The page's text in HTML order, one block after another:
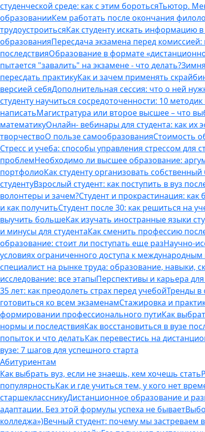
студенческой среде: как с этим боротьсяТьютор.
образованииКем работать после окончания
трудоустроитьсяКак студенту искать информацию
образованияПересдача экзамена перед
последствияОбразование в формате
пытается "завалить" на экзамене - что делать?
пересдать практикуКак и зачем применять
версией себяДополнительная сессия: что о ней
студенту научиться сосредоточенности: 10
написатьМагистратура или второе высшее – что
математикуОнлайн- вебинары для студента: как их
творчествоО пользе самообразованияСтоимость
Стресс и учеба: способы управления стрессом для
проблемНеобходимо ли высшее образование:
портфолиоКак студенту организовать собственный
студентуВзрослый студент: как поступить в вуз
волонтеры и зачем?Студент и прокрастинация:
и как получитьСтудент после 30: как решиться на
выучить большеКак изучать иностранные языки
и минусы для студентаКак сменить профессию
образование: стоит ли поступать еще разНаучно-
условиях ограниченного доступа к
специалист на рынке труда: образование, навыки,
исследование: все этапыПерспективы и карьера
35 лет: как преодолеть страх перед учебойТренды в
готовиться ко всем экзаменамСтажировка и
формировании профессионального путиКак
нормы и последствияКак восстановиться в вузе
попыток и что делатьКак перевестись на
вузе: 7 шагов для успешного старта
Абитуриентам
Как выбрать вуз, если не знаешь, кем хочешь стать
популярностьКак и где учиться тем, у кого нет
старшеклассникуДистанционное образование и
адаптации. Без этой формулы успеха не бывает
колледжа»)Вечный студент: почему мы застреваем